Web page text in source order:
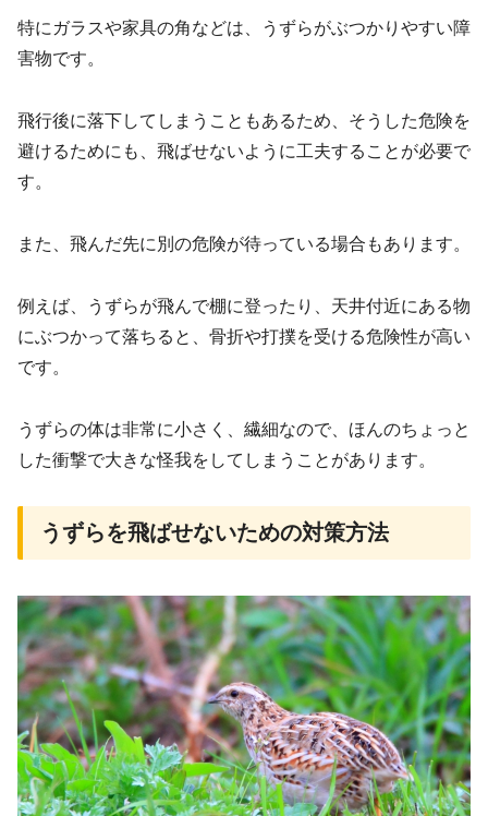
特にガラスや家具の角などは、うずらがぶつかりやすい障
害物です。
飛行後に落下してしまうこともあるため、そうした危険を
避けるためにも、飛ばせないように工夫することが必要で
す。
また、飛んだ先に別の危険が待っている場合もあります。
例えば、うずらが飛んで棚に登ったり、天井付近にある物
にぶつかって落ちると、骨折や打撲を受ける危険性が高い
です。
うずらの体は非常に小さく、繊細なので、ほんのちょっと
した衝撃で大きな怪我をしてしまうことがあります。
うずらを飛ばせないための対策方法